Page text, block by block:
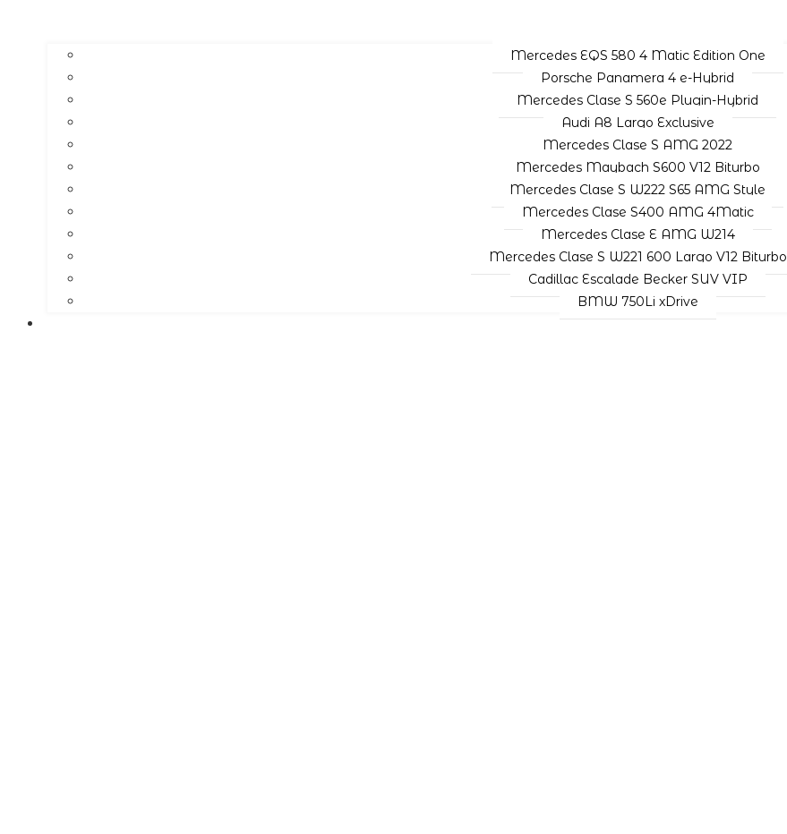
Mercedes EQS 580 4 Matic Edition One
Porsche Panamera 4 e-Hybrid
Mercedes Clase S 560e Plugin-Hybrid
Audi A8 Largo Exclusive
Mercedes Clase S AMG 2022
Mercedes Maybach S600 V12 Biturbo
Mercedes Clase S W222 S65 AMG Style
Mercedes Clase S400 AMG 4Matic
Mercedes Clase E AMG W214
Mercedes Clase S W221 600 Largo V12 Biturbo
Cadillac Escalade Becker SUV VIP
BMW 750Li xDrive
RECONOCIMIENTOS